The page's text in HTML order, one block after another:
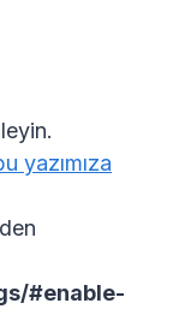
yazımıza
#enable-